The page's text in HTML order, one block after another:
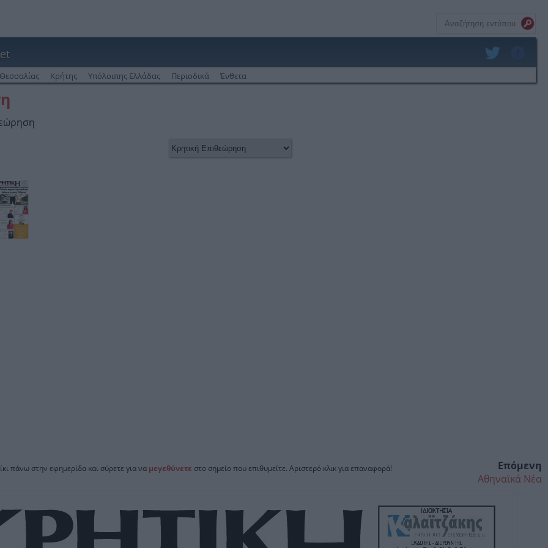
Θεσσαλίας Κρήτης Υπόλοιπης Ελλάδας Περιοδικά Ένθετα
πάνω στην εφημερίδα και σύρετε για να μεγεθύνετε στο σημείο που επιθυμείτε. Αριστερό κλικ για επαναφορά!
Επόμενη
Αθηναϊκά Νέα